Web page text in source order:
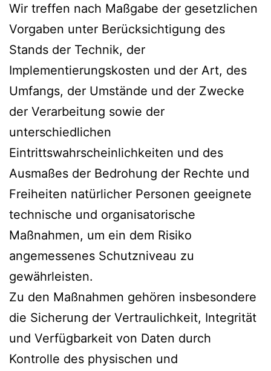
Wir treffen nach Maßgabe der gesetzlichen
Vorgaben unter Berücksichtigung des
Stands der Technik, der
Implementierungskosten und der Art, des
Umfangs, der Umstände und der Zwecke
der Verarbeitung sowie der
unterschiedlichen
Eintrittswahrscheinlichkeiten und des
Ausmaßes der Bedrohung der Rechte und
Freiheiten natürlicher Personen geeignete
technische und organisatorische
Maßnahmen, um ein dem Risiko
angemessenes Schutzniveau zu
gewährleisten.
Zu den Maßnahmen gehören insbesondere
die Sicherung der Vertraulichkeit, Integrität
und Verfügbarkeit von Daten durch
Kontrolle des physischen und